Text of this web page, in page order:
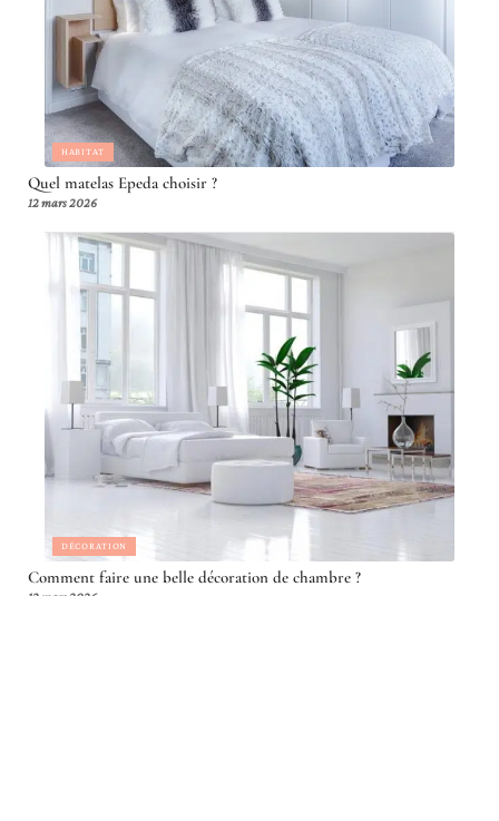
HABITAT
Quel matelas Epeda choisir ?
12 mars 2026
DÉCORATION
Comment faire une belle décoration de chambre ?
12 mars 2026